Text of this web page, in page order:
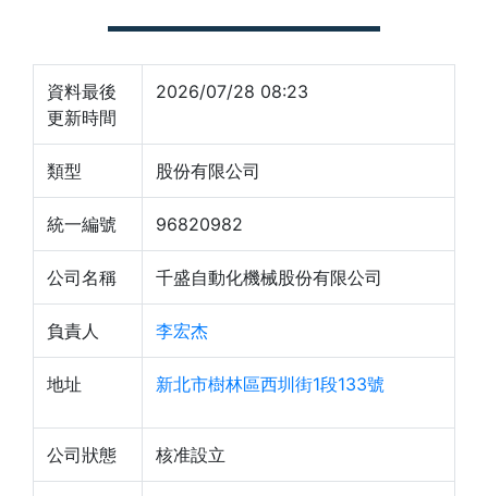
資料最後
更新時間
2026/07/28 08:23
類型 股份有限公司
統一編號 96820982
公司名稱 千盛自動化機械股份有限公司
負責人 李宏杰
地址 新北市樹林區西圳街1段133號
公司狀態 核准設立